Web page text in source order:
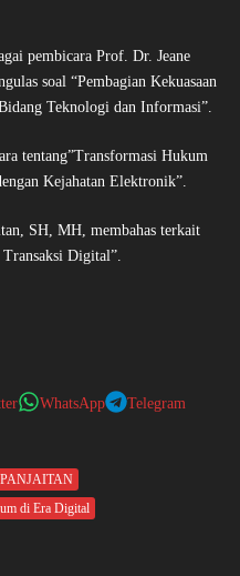
pembicara Prof. Dr. Jeane
soal “Pembagian Kekuasaan
Teknologi dan Informasi”.
tentang”Transformasi Hukum
Kejahatan Elektronik”.
SH, MH, membahas terkait
Digital”.
WhatsApp
Telegram
di Era Digital